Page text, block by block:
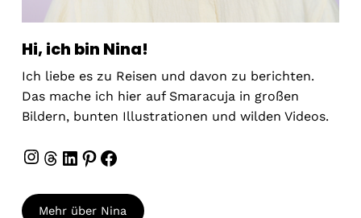
Hi, ich bin Nina!
Ich liebe es zu Reisen und davon zu berichten.
Das mache ich hier auf Smaracuja in großen
Bildern, bunten Illustrationen und wilden Videos.
Instagram
Threads
LinkedInPinterest
Mehr über Nina